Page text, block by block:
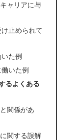
ャリアに与
止められて
た例
いた例
るよくある
関係があ
関する誤解